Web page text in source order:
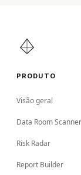
PRODUTO
Visão geral
Data Room Scanner
Risk Radar
Report Builder